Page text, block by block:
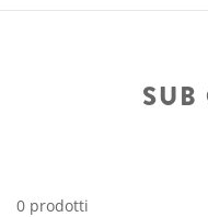
0 prodotti